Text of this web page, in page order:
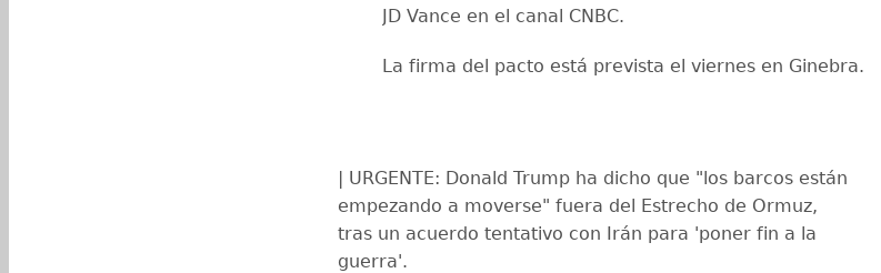
JD Vance en el canal CNBC.
La firma del pacto está prevista el viernes en Ginebra.
| URGENTE: Donald Trump ha dicho que "los barcos están
empezando a moverse" fuera del Estrecho de Ormuz,
tras un acuerdo tentativo con Irán para 'poner fin a la
guerra'.